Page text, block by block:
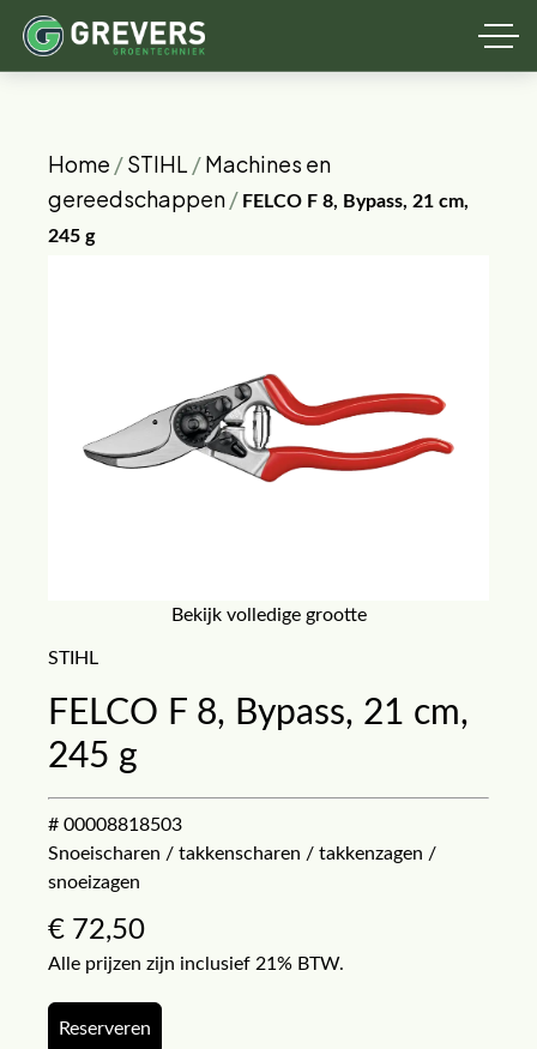
Home /STIHL /Machines en
gereedschappen/ FELCO F 8, Bypass, 21 cm,
245 g
Bekijk volledige grootte
STIHL
FELCO F 8, Bypass, 21 cm,
245 g
# 00008818503
Snoeischaren / takkenscharen / takkenzagen /
snoeizagen
€ 72,50
Alle prijzen zijn inclusief 21% BTW.
Reserveren